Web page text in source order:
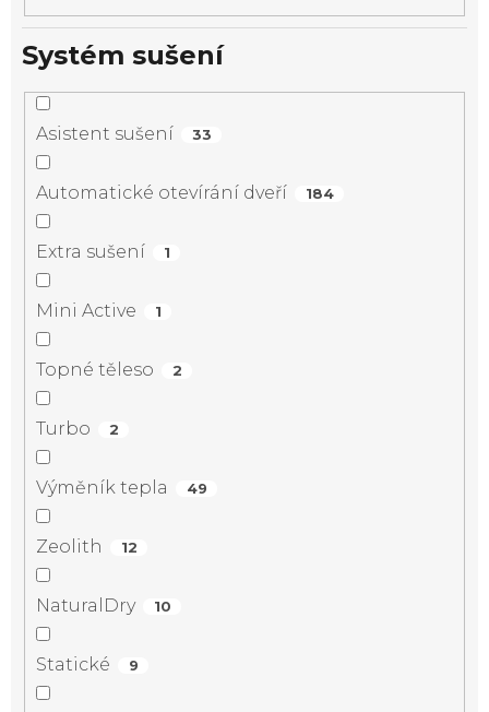
Systém sušení
Asistent sušení 33
Automatické otevírání dveří 184
Extra sušení 1
Mini Active 1
Topné těleso 2
Turbo 2
Výměník tepla 49
Zeolith 12
NaturalDry 10
Statické 9